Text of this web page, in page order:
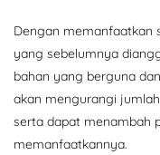
Dengan memanfaatkan
yang sebelumnya
bahan yang berguna
akan mengurangi
serta dapat menambah
memanfaatkannya.